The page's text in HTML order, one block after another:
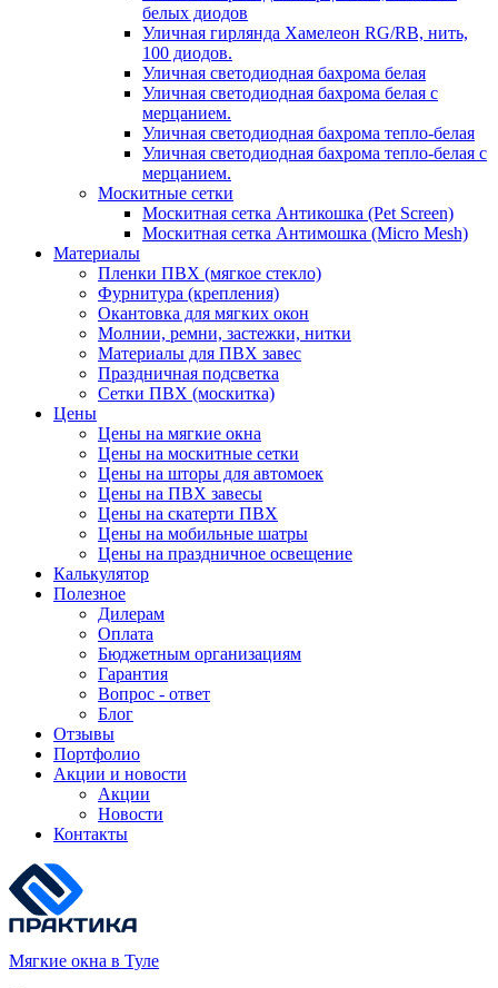
белых диодов
Уличная гирлянда Хамелеон RG/RB, нить,
100 диодов.
Уличная светодиодная бахрома белая
Уличная светодиодная бахрома белая с
мерцанием.
Уличная светодиодная бахрома тепло-белая
Уличная светодиодная бахрома тепло-белая с
мерцанием.
Москитные сетки
Москитная сетка Антикошка (Pet Screen)
Москитная сетка Антимошка (Micro Mesh)
Материалы
Пленки ПВХ (мягкое стекло)
Фурнитура (крепления)
Окантовка для мягких окон
Молнии, ремни, застежки, нитки
Материалы для ПВХ завес
Праздничная подсветка
Сетки ПВХ (москитка)
Цены
Цены на мягкие окна
Цены на москитные сетки
Цены на шторы для автомоек
Цены на ПВХ завесы
Цены на скатерти ПВХ
Цены на мобильные шатры
Цены на праздничное освещение
Калькулятор
Полезное
Дилерам
Оплата
Бюджетным организациям
Гарантия
Вопрос - ответ
Блог
Отзывы
Портфолио
Акции и новости
Акции
Новости
Контакты
Мягкие окна в Туле